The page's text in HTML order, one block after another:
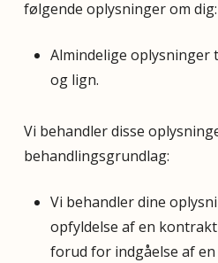
følgende oplysninger om dig:
Almindelige
og lign.
Vi behandler disse
behandlingsgrundlag:
Vi behandler dine
opfyldelse af en
forud for indgåelse af